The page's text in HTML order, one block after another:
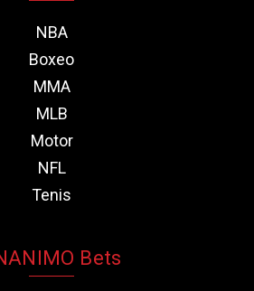
NBA
Boxeo
MMA
MLB
Motor
NFL
Tenis
Bets